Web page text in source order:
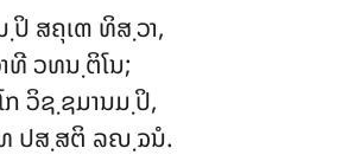
ປິ ສຄຸເຓ ທິສ຺ວາ,
ທີ ວທນ຺ຕິໂນ;
ກ ວິຊ຺ຊມານມ຺ປິ,
ປສ຺ສຕິ ລຎ຺ຉນໍ.